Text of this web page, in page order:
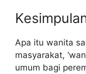
Apa itu wanita
masyarakat,
umum bagi